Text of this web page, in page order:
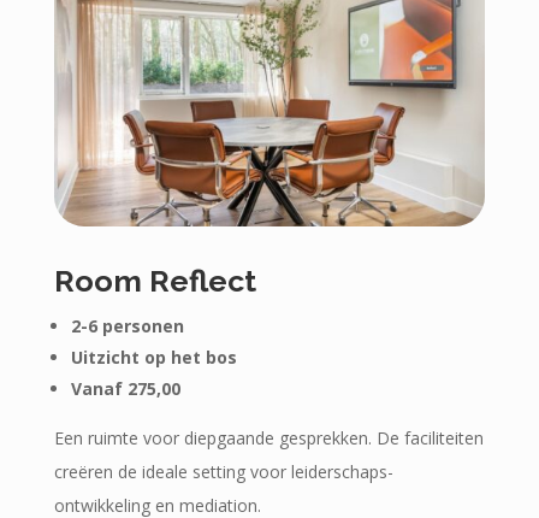
Room Reflect
2-6 personen
Uitzicht op het bos
Vanaf 275,00
Een ruimte voor diepgaande gesprekken. De faciliteiten
creëren de ideale setting voor leiderschaps-
ontwikkeling en mediation.